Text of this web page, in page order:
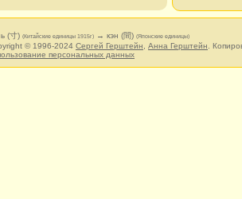
(寸) (Китайские единицы 1915г) → кэн (間) (Японские единицы)
© 1996-2024 Сергей Герштейн Анна Герштейн .
персональных данных